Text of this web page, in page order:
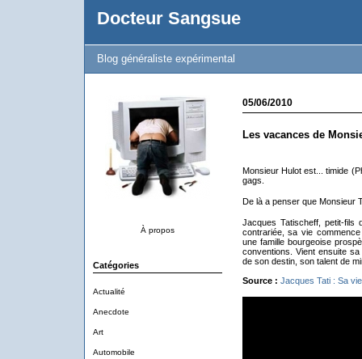
Docteur Sangsue
Blog généraliste expérimental
À propos
Catégories
Actualité
Anecdote
Art
Automobile
05/06/2010
Les vacances de
Monsieur Hulot est... timide
gags.
De là a penser que Monsieur
Jacques Tatischeff, petit-fils
contrariée, sa vie
une famille bourgeoise
conventions. Vient ensuite
de son destin, son talent de
Source : Jacques Tati : Sa